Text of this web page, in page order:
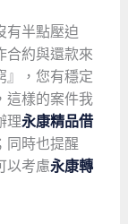
有半點壓迫
合約與還款來
』，您有穩定
這樣的案件我
理永康精品借
同時也提醒
以考慮永康轉